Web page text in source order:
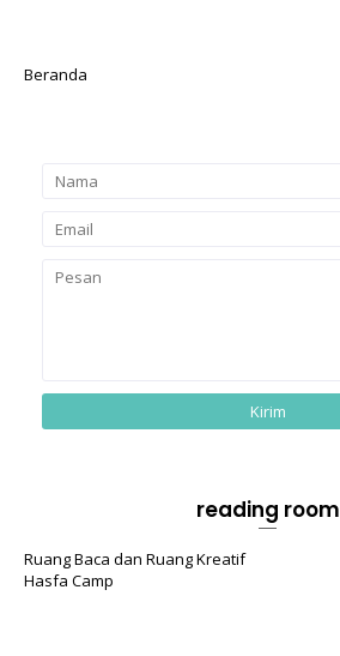
Beranda
reading room
Ruang Baca dan Ruang Kreatif
Hasfa Camp